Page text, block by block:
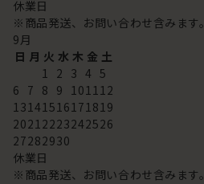
休業日
※商品発送、お問い合わせ含みます。
9月
日 月 火 水 木 金 土
1 2 3 4 5
6 7 8 9 101112
13141516171819
20212223242526
27282930
休業日
※商品発送、お問い合わせ含みます。